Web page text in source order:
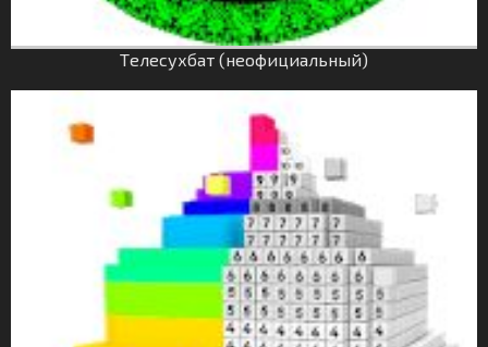
Tелесухбат (неофициальный)